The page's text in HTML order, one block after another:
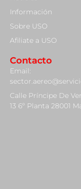
Información
Sobre USO
Afiliate a USO
Contacto
Email:
Calle Príncipe De
13 6º Planta 28001